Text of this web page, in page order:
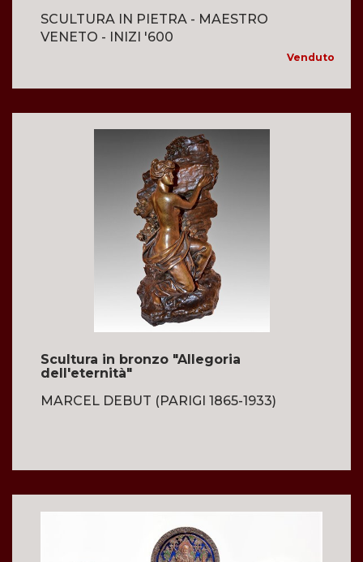
SCULTURA IN PIETRA - MAESTRO
VENETO - INIZI '600
Venduto
Scultura in bronzo "Allegoria
dell'eternità"
MARCEL DEBUT (PARIGI 1865-1933)